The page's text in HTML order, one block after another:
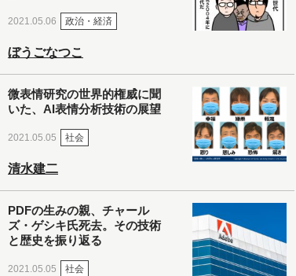
2021.05.06 政治・経済
ぼうごなつこ
微表情研究の世界的権威に聞
いた、AI表情分析技術の展望
2021.05.05 社会
清水建二
PDFの生みの親、チャール
ズ・ゲシキ氏死去。その技術
と歴史を振り返る
2021.05.05 社会